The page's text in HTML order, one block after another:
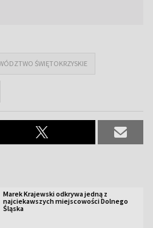
ŚWIĘTOKRZYSKIE
Marek Krajewski odkrywa jedną z
najciekawszych miejscowości Dolnego
Śląska